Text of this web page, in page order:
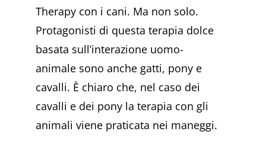
Therapy con i cani. Ma non solo.
Protagonisti di questa terapia dolce
basata sull’interazione uomo-
animale sono anche gatti, pony e
cavalli. È chiaro che, nel caso dei
cavalli e dei pony la terapia con gli
animali viene praticata nei maneggi.